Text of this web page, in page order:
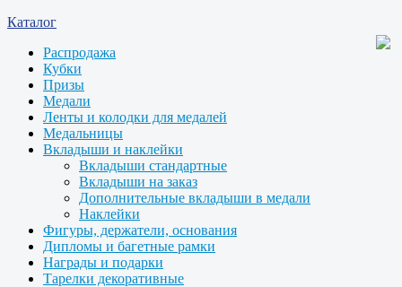
Каталог
Распродажа
Кубки
Призы
Медали
Ленты и колодки для медалей
Медальницы
Вкладыши и наклейки
Вкладыши стандартные
Вкладыши на заказ
Дополнительные вкладыши в медали
Наклейки
Фигуры, держатели, основания
Дипломы и багетные рамки
Награды и подарки
Тарелки декоративные